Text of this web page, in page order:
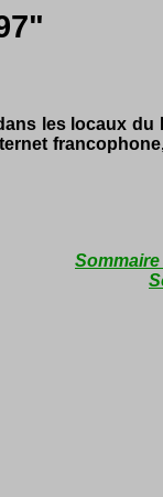
les locaux du